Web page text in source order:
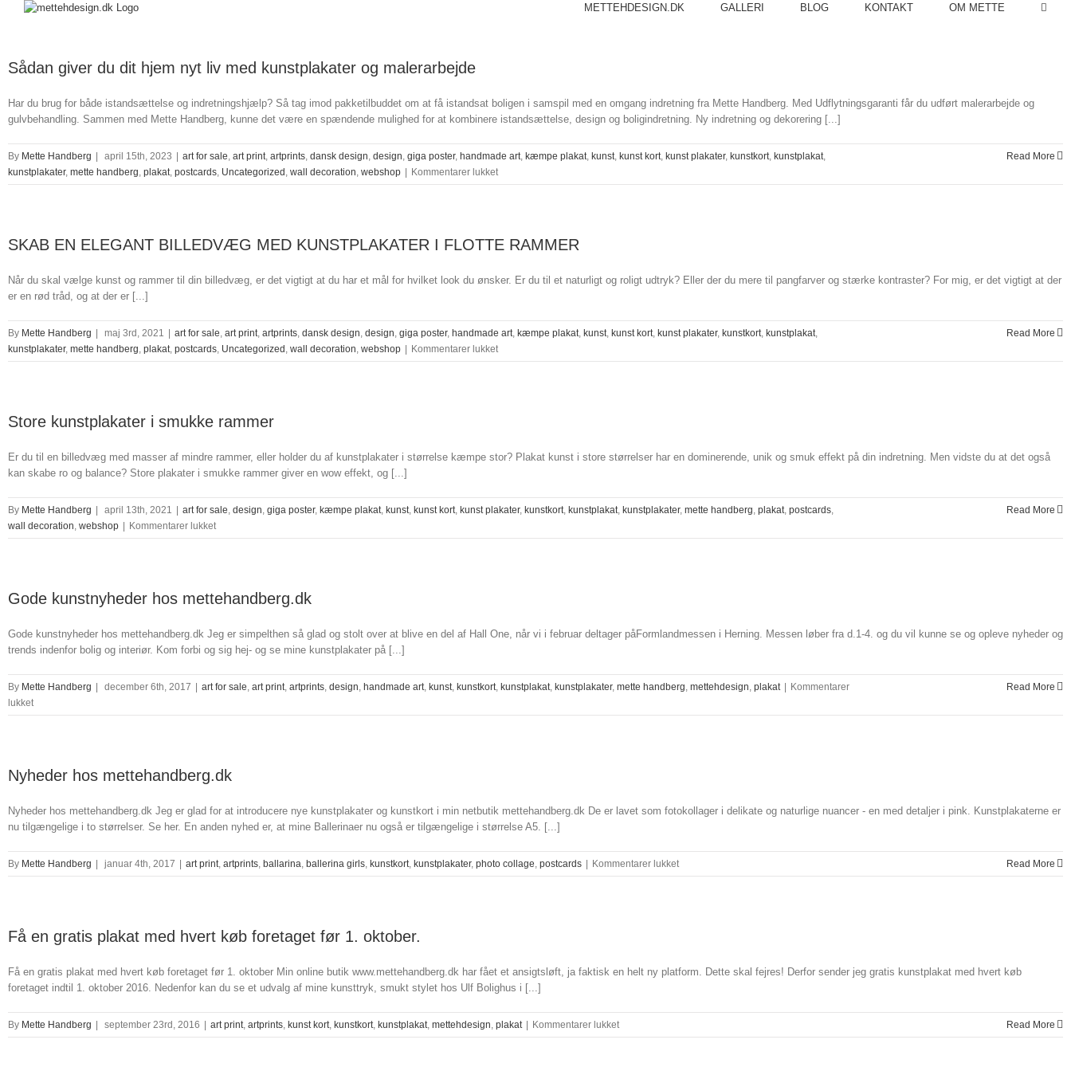
METTEHDESIGN.DK GALLERI BLOG KONTAKT OM METTE
Sådan giver du dit hjem nyt liv med kunstplakater og malerarbejde
Har du brug for både istandsættelse og indretningshjælp? Så tag imod pakketilbuddet om at få istandsat boligen i samspil med en omgang indretning fra Mette Handberg. Med Udflytningsgaranti får du udført malerarbejde og
gulvbehandling. Sammen med Mette Handberg, kunne det være en spændende mulighed for at kombinere istandsættelse, design og boligindretning. Ny indretning og dekorering [...]
By Mette Handberg april 15th, 2023 art for sale, art print, artprints, dansk design, design, giga poster, handmade art, kæmpe plakat, kunst, kunst kort, kunst plakater, kunstkort, kunstplakat,
kunstplakater, mette handberg, plakat, postcards, Uncategorized , wall decoration, webshop Kommentarer lukkettil
Sådan
hjem
liv
og
malerarbejde
Read More
SKAB EN ELEGANT BILLEDVÆG MED KUNSTPLAKATER I FLOTTE RAMMER
Når du skal vælge kunst og rammer til din billedvæg, er det vigtigt at du har et mål for hvilket look du ønsker. Er du til et naturligt og roligt udtryk? Eller der du mere til pangfarver og stærke kontraster? For mig, er det vigtigt at der
er en rød tråd, og at der er [...]
By Mette Handberg maj 3rd, 2021 art for sale, art print, artprints, dansk design, design, giga poster, handmade art, kæmpe plakat, kunst, kunst kort, kunst plakater, kunstkort, kunstplakat,
kunstplakater, mette handberg, plakat, postcards, Uncategorized , wall decoration, webshop Kommentarer lukkettil
SKAB
I
Read More
Store kunstplakater i smukke rammer
Er du til en billedvæg med masser af mindre rammer, eller holder du af kunstplakater i størrelse kæmpe stor? Plakat kunst i store størrelser har en dominerende, unik og smuk effekt på din indretning. Men vidste du at det også
kan skabe ro og balance? Store plakater i smukke rammer giver en wow effekt, og [...]
By Mette Handberg april 13th, 2021 art for sale, design, giga poster, kæmpe plakat, kunst, kunst kort, kunst plakater, kunstkort, kunstplakat, kunstplakater, mette handberg, plakat, postcards,
wall decoration, webshop Kommentarer lukkettil
Store
rammer
Read More
Gode kunstnyheder hos mettehandberg.dk
Gode kunstnyheder hos mettehandberg.dk Jeg er simpelthen så glad og stolt over at blive en del af Hall One, når vi i februar deltager påFormlandmessen i Herning. Messen løber fra d.1-4. og du vil kunne se og opleve nyheder og
trends indenfor bolig og interiør. Kom forbi og sig hej- og se mine kunstplakater på [...]
By Mette Handberg december 6th, 2017 art for sale, art print, artprints, design, handmade art, kunst, kunstkort, kunstplakat, kunstplakater, mette handberg, mettehdesign, plakat
Kommentarer
lukkettil
Gode
Read More
Nyheder hos mettehandberg.dk
Nyheder hos mettehandberg.dk Jeg er glad for at introducere nye kunstplakater og kunstkort i min netbutik mettehandberg.dk De er lavet som fotokollager i delikate og naturlige nuancer - en med detaljer i pink. Kunstplakaterne er
nu tilgængelige i to størrelser. Se her. En anden nyhed er, at mine Ballerinaer nu også er tilgængelige i størrelse A5. [...]
By Mette Handberg januar 4th, 2017 art print, artprints, ballarina, ballerina girls, kunstkort, kunstplakater, photo collage, postcards Kommentarer lukkettil
Nyheder
Read More
Få en gratis plakat med hvert køb foretaget før 1. oktober.
Få en gratis plakat med hvert køb foretaget før 1. oktober Min online butik www.mettehandberg.dk har fået et ansigtsløft, ja faktisk en helt ny platform. Dette skal fejres! Derfor sender jeg gratis kunstplakat med hvert køb
foretaget indtil 1. oktober 2016. Nedenfor kan du se et udvalg af mine kunsttryk, smukt stylet hos Ulf Bolighus i [...]
By Mette Handberg september 23rd, 2016 art print, artprints, kunst kort, kunstkort, kunstplakat, mettehdesign, plakat Kommentarer lukkettil
Få
Read More